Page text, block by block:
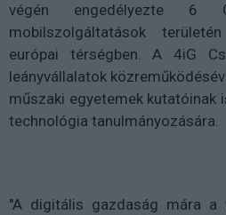
végén engedélyezte 6
mobilszolgáltatások
európai térségben. A 4iG
leányvállalatok
műszaki egyetemek kutatóinak
technológia tanulmányozására.
"A digitális gazdaság mára a